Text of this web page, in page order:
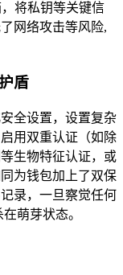
将私钥等关键信
网络攻击等风险,
盾
全设置，设置复杂
用双重认证（如除
生物特征认证，或
为钱包加上了双保
录，一旦察觉任何
萌芽状态。